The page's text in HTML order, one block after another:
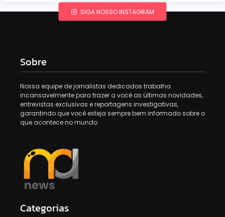
SIGA NOSSO INSTAGRAM
Sobre
Nossa equipe de jornalistas dedicados trabalha
incansavelmente para trazer a você as últimas novidades,
entrevistas exclusivas e reportagens investigativas,
garantindo que você esteja sempre bem informado sobre o
que acontece no mundo.
Categorias